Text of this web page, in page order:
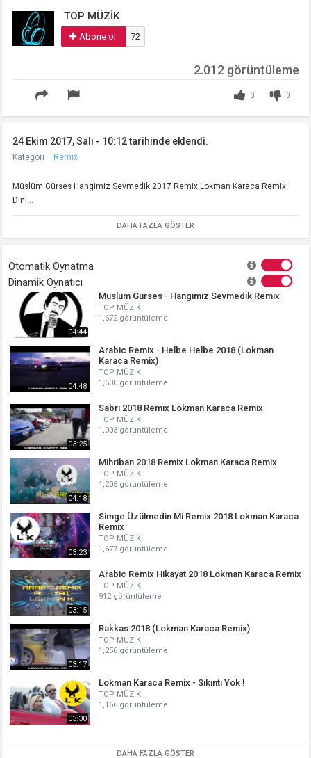
TOP MÜZİK
Abone ol 72
0
0
2.012 görüntüleme
24 Ekim 2017, Salı - 10:12 tarihinde eklendi.
Kategori Remix
Müslüm Gürses Hangimiz Sevmedik 2017 Remix Lokman Karaca Remix
Dinl...
DAHA FAZLA GÖSTER
Otomatik Oynatma
Dinamik Oynatıcı
04:44
Müslüm Gürses - Hangimiz Sevmedik Remix
TOP MÜZİK
1,672 görüntüleme
04:48
Arabic Remix - Helbe Helbe 2018 (Lokman
Karaca Remix)
TOP MÜZİK
1,500 görüntüleme
03:25
Sabri 2018 Remix Lokman Karaca Remix
TOP MÜZİK
1,003 görüntüleme
04:18
Mihriban 2018 Remix Lokman Karaca Remix
TOP MÜZİK
1,205 görüntüleme
03:23
Simge Üzülmedin Mi Remix 2018 Lokman Karaca
Remix
TOP MÜZİK
1,677 görüntüleme
03:15
Arabic Remix Hikayat 2018 Lokman Karaca Remix
TOP MÜZİK
912 görüntüleme
03:17
Rakkas 2018 (Lokman Karaca Remix)
TOP MÜZİK
1,256 görüntüleme
03:30
Lokman Karaca Remix - Sıkıntı Yok !
TOP MÜZİK
1,166 görüntüleme
DAHA FAZLA GÖSTER